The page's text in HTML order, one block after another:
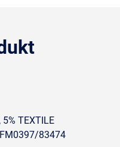
5% TEXTILE
83474